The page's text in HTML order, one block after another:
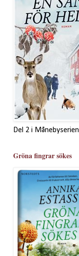
Del 2 i Månebyserien
Gröna fingrar sökes